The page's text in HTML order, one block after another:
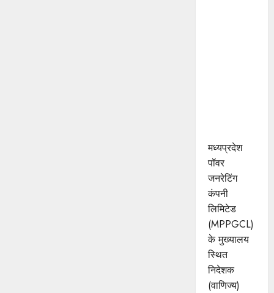
मध्यप्रदेश
पॉवर
जनरेटिंग
कंपनी
लिमिटेड
(MPPGCL)
के मुख्यालय
स्थित
निदेशक
(वाणिज्य)